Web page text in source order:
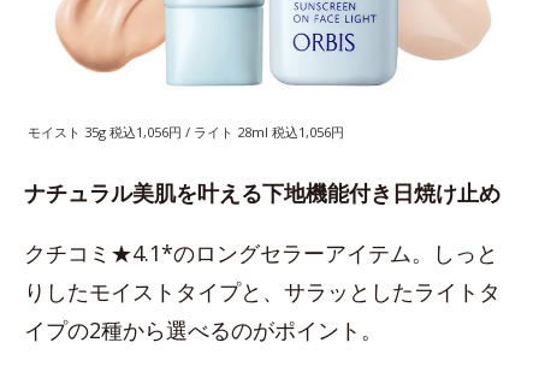
モイスト 35g 税込1,056円 / ライト 28ml 税込1,056円
ナチュラル美肌を叶える下地機能付き日焼け止め
クチコミ★4.1*のロングセラーアイテム。しっと
りしたモイストタイプと、サラッとしたライトタ
イプの2種から選べるのがポイント。